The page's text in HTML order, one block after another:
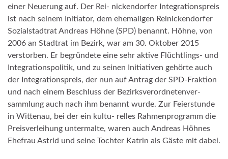
einer Neuerung auf. Der Rei- nickendorfer Integrationspreis
ist nach seinem Initiator, dem ehemaligen Reinickendorfer
Sozialstadtrat Andreas Höhne (SPD) benannt. Höhne, von
2006 an Stadtrat im Bezirk, war am 30. Oktober 2015
verstorben. Er begründete eine sehr aktive Flüchtlings- und
Integrationspolitik, und zu seinen Initiativen gehörte auch
der Integrationspreis, der nun auf Antrag der SPD-Fraktion
und nach einem Beschluss der Bezirksverordnetenver-
sammlung auch nach ihm benannt wurde. Zur Feierstunde
in Wittenau, bei der ein kultu- relles Rahmenprogramm die
Preisverleihung untermalte, waren auch Andreas Höhnes
Ehefrau Astrid und seine Tochter Katrin als Gäste mit dabei.